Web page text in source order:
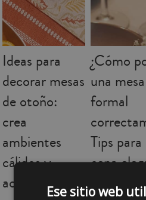
Ideas para
decorar mesas
de otoño:
crea
ambientes
cálidos y
acogedores
¿Cómo
una mesa
formal
Tips para
cena
09/10/2025
Ese sitio web